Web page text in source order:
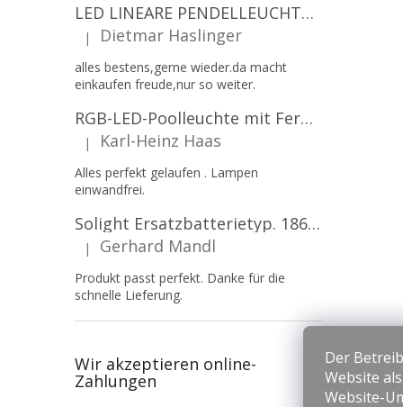
Der
Website
Website-
LED LINEARE PENDELLEUCHTE EXECULINE 120CM, 30W, 3750LM, 96°, 4000K, IP20, WEISS [207806]
Die Produktbewertung beträgt 5 von 5 Sternen.
| Dietmar Haslinger
alles bestens,gerne wieder.da macht
einkaufen freude,nur so weiter.
RGB-LED-Poolleuchte mit Fernbedienung, 12W, 1260lm, PAR56, 12V, 1+1 gratis!
Die Produktbewertung beträgt 5 von 5 Sternen.
| Karl-Heinz Haas
Alles perfekt gelaufen . Lampen
einwandfrei.
Solight Ersatzbatterietyp. 18650, 3,7 V, Li-Ion, 2200 mAh [WN900]
Die Produktbewertung beträgt 5 von 5 Sternen.
| Gerhard Mandl
Produkt passt perfekt. Danke für die
schnelle Lieferung.
Wir akzeptieren online-
Zahlungen